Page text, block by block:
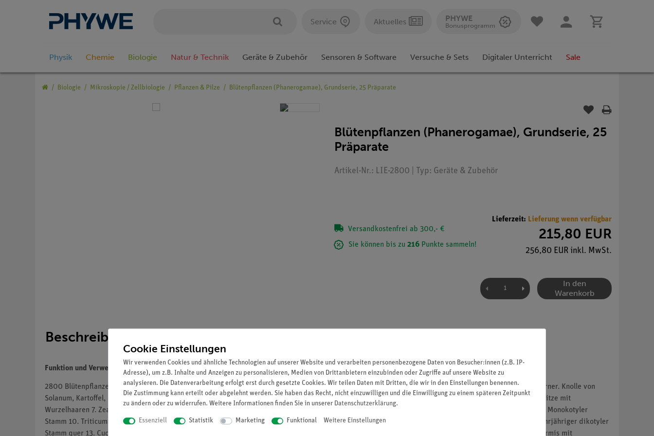
Service Aktuelles PHYWE
Bonusprogramm
Physik Chemie Biologie Natur & Technik Geräte & Zubehör Sensoren & Software Versuche & Sets Digitaler Unterricht Sale
Biologie Mikroskopie / Zellbiologie Pflanzen & Pilze Blütenpflanzen (Phanerogamae), Grundserie, 25 Präparate
Blütenpflanzen (Phanerogamae), Grundserie, 25
Präparate
Artikel-Nr.: LIE-2800 | Typ: Geräte & Zubehör
Versandkostenfrei ab 300,- €
Sie können bis zu 216 Punkte sammeln!
Lieferzeit: Lieferung wenn verfügbar
215,80 EUR
256,80 EUR inkl. MwSt.
In den
Warenkorb
Beschreibung
Funktion und Verwendung
2800 Blütenpflanzen (Phanerogamae). Grundserie. - 25 Präparate. 1. Einfache Pflanzenzellen 2. Zellteilungen. Wurzelspitzen von Allium, längs 3. Stärkekörner. Knolle von
Solanum, Kartoffel, quer 4. Korkzellen. Rinde von Quercus suber, Korkeiche, quer 5. Steinzellen. Fruchtfleisch von Pirus communis, Birne, quer 6. Wurzelspitze mit
Wurzelhaaren 7. Zea mays, Mais, Wurzel quer. Monokotyle Wurzel 8. Ranunculus, Hahnenfuß, Wurzel quer. Dikotyle Wurzel 9. Zea mays, Mais, Stamm quer. Monokotyler
Stamm 10. Triticum, Weizen, Stamm (Halm) quer. Gramineenstamm 11. Aristolochia, Pfeifenstrauch, einjähriger dikotyler Stamm quer 12. Aristolochia, mehrjähriger dikotyler
Stamm quer 13. Cucurbita, Kürbis, Stamm längs. Leitbündel, Siebgefäße 14. Sambucus, Holunder, Stamm mit Lentizellen, quer 15. Tulipa, Tulpe, Blattepidermis mit
Cookie Einstellungen
Wir verwenden Cookies und ähnliche Technologien auf unserer Website und verarbeiten personenbezogene Daten von Besucher:innen (z.B. IP-
Adresse), um z.B. Inhalte und Anzeigen zu personalisieren, Medien von Drittanbietern einzubinden oder Zugriffe auf unsere Website zu
analysieren. Die Datenverarbeitung erfolgt erst durch gesetzte Cookies. Wir teilen Daten mit Dritten, die wir in den Einstellungen benennen.
Die Zustimmung kann erteilt oder abgelehnt werden. Sie haben das Recht, nicht einzuwilligen und die Einwilligung zu einem späteren Zeitpunkt
zu ändern oder zu widerrufen. Weitere Informationen finden Sie in unserer Daten­schutz­erklärung.
Essenziell Statistik Marketing Funktional Weitere Einstellungen